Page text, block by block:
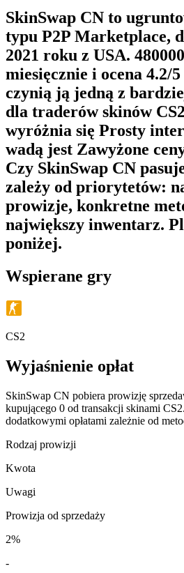
SkinSwap CN to
typu P2P Marketplace,
2021 roku z USA.
miesięcznie i ocena 4.2/
czynią ją jedną z
dla traderów skinów
wyróżnia się Prosty
wadą jest Zawyżone
Czy SkinSwap CN
zależy od priorytetów:
prowizje, konkretne
największy inwentarz.
poniżej.
Wspierane gry
CS2
Wyjaśnienie opłat
SkinSwap CN pobiera prowizję
kupującego 0 od transakcji skinami
dodatkowymi opłatami zależnie od
Rodzaj prowizji
Kwota
Uwagi
Prowizja od sprzedaży
2%
-